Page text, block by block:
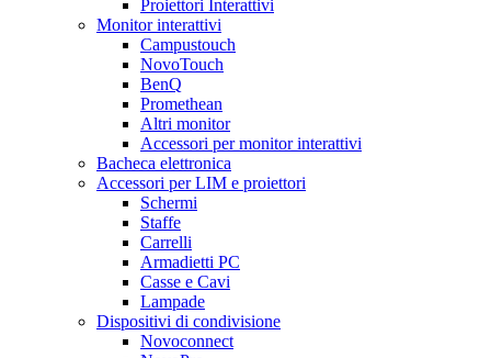
Proiettori Interattivi
Monitor interattivi
Campustouch
NovoTouch
BenQ
Promethean
Altri monitor
Accessori per monitor interattivi
Bacheca elettronica
Accessori per LIM e proiettori
Schermi
Staffe
Carrelli
Armadietti PC
Casse e Cavi
Lampade
Dispositivi di condivisione
Novoconnect